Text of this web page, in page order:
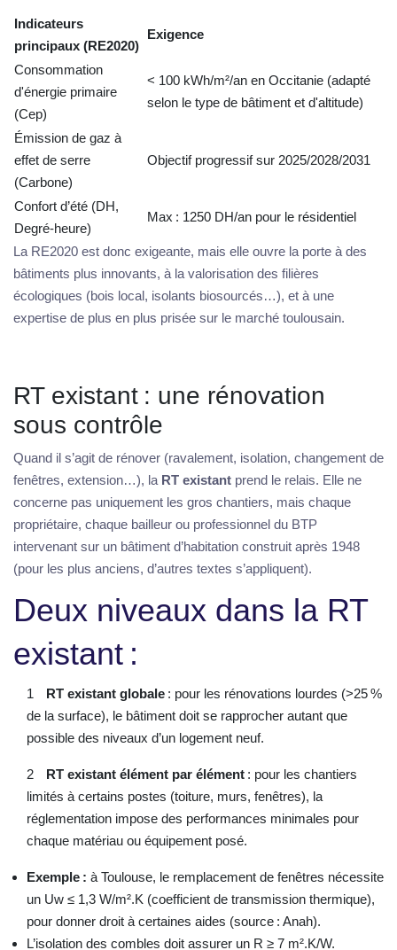
Indicateurs
principaux (RE2020)
Exigence
Consommation
d'énergie primaire
(Cep)
< 100 kWh/m²/an en Occitanie (adapté
selon le type de bâtiment et d'altitude)
Émission de gaz à
effet de serre
(Carbone)
Objectif progressif sur 2025/2028/2031
Confort d’été (DH,
Degré-heure)
Max : 1250 DH/an pour le résidentiel
La RE2020 est donc exigeante, mais elle ouvre la porte à des
bâtiments plus innovants, à la valorisation des filières
écologiques (bois local, isolants biosourcés…), et à une
expertise de plus en plus prisée sur le marché toulousain.
RT existant : une rénovation
sous contrôle
Quand il s’agit de rénover (ravalement, isolation, changement de
fenêtres, extension…), la RT existant prend le relais. Elle ne
concerne pas uniquement les gros chantiers, mais chaque
propriétaire, chaque bailleur ou professionnel du BTP
intervenant sur un bâtiment d’habitation construit après 1948
(pour les plus anciens, d’autres textes s’appliquent).
Deux niveaux dans la RT
existant :
RT existant globale : pour les rénovations lourdes (>25 %
de la surface), le bâtiment doit se rapprocher autant que
possible des niveaux d’un logement neuf.
RT existant élément par élément : pour les chantiers
limités à certains postes (toiture, murs, fenêtres), la
réglementation impose des performances minimales pour
chaque matériau ou équipement posé.
Exemple : à Toulouse, le remplacement de fenêtres nécessite
un Uw ≤ 1,3 W/m².K (coefficient de transmission thermique),
pour donner droit à certaines aides (source : Anah).
L’isolation des combles doit assurer un R ≥ 7 m².K/W.